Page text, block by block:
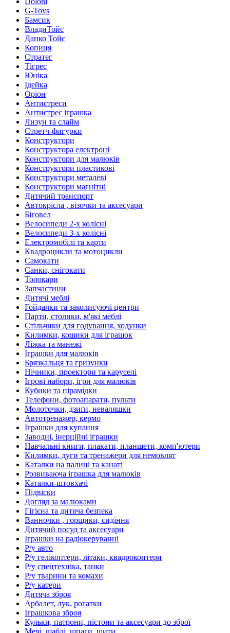
G-Toys
Бамсик
ВладиТойс
Данко Тойс
Копиця
Стратег
Тігрес
Юніка
Ідейка
Оріон
Антистреси
Антистрес іграшка
Лизун та слайм
Стретч-фигурки
Конструктори
Конструктора електроні
Конструктори для малюків
Конструктори пластикові
Конструктори металеві
Конструктори магнітні
Дитячий транспорт
Автокрісла , візочки та аксесуари
Біговел
Велосипеди 2-х колісні
Велосипеди 3-х колісні
Електромобілі та карти
Квадроцикли та мотоцикли
Самокати
Санки, снігокати
Толокари
Запчастини
Дитячі меблі
Гойдалки та заколисуючі центри
Парти, столики, м'які меблі
Стільчики для годування, ходунки
Килимки, кошики для іграшок
Ліжка та манежі
Іграшки для малюків
Брязкальця та гризунки
Нічники, проектори та каруселі
Ігрові набори, ігри для малюків
Кубики та пірамідки
Телефони, фотоапарати, пульти
Молоточки, дзиґи, неваляшки
Автотренажер, кермо
Іграшки для купання
Заводні, інерційні іграшки
Навчальні книги, плакати, планшети, комп'ютери
Килимки, дуги та тренажери для немовлят
Каталки на палиці та канаті
Розвиваюча іграшка для малюків
Каталки-штовхачі
Підвіски
Догляд за малюками
Гігієна та дитяча безпека
Ванночки , горщики, сидіння
Дитячий посуд та аксесуари
Іграшки на радіокеруванні
Р/у авто
Р/у гелікоптери, літаки, квадрокоптери
Р/у спецтехніка, танки
Р/у тварини та комахи
Р/у катери
Дитяча зброя
Арбалет, лук, рогатки
Іграшкова зброя
Кульки, патрони, пістони та аксесуари до зброї
Мечі, шаблі, шпаги, щити